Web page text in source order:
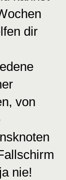
dir
von
nie!